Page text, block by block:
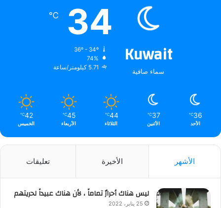
Kuwait
سماء صافية
34
℃
74%
5.71 كيلومتر/ساعة
36
℃
الأحد
37
℃
الأثنين
44
℃
الثلاثاء
45
℃
الأربعاء
42
℃
الخميس
الأشهر الأخيرة تعليقات
ليس هناك أحرارٌ تماماً ، لأن هناك عبيداً لحريتهم
25 يناير، 2022